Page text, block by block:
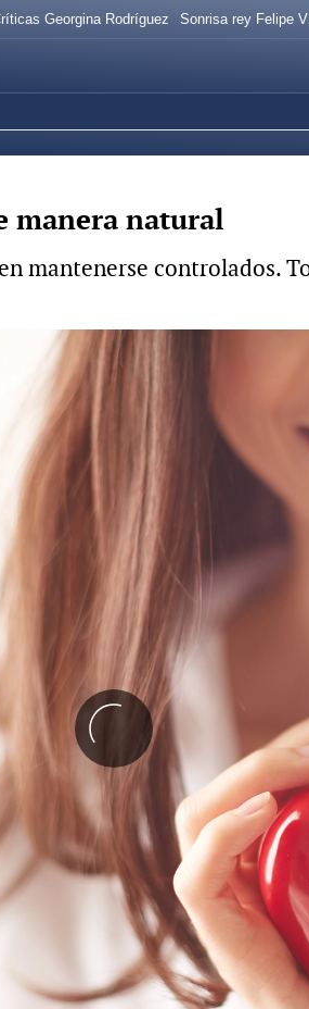
Georgina Rodríguez Sonrisa rey Felipe VI
manera natural
mantenerse controlados.